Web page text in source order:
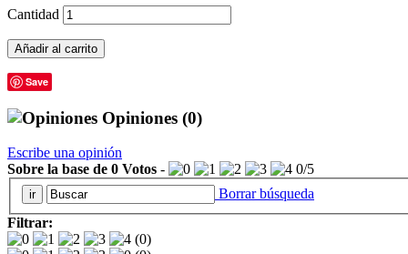
Cantidad
Añadir al carrito
Save
Opiniones (0)
Escribe una opinión
Sobre la base de 0 Votos - 0/5
Borrar búsqueda
Filtrar:
(0)